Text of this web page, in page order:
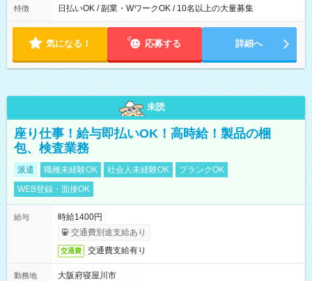
特徴 日払いOK / 副業・WワークOK / 10名以上の大量募集
気になる！ 応募する 詳細へ
未読
座り仕事！給与即払いOK！高時給！製品の梱
包、検査業務
派遣 職種未経験OK 社会人未経験OK
ブランクOK
WEB登録・面接OK
給与
時給1400円
交通費別途支給あり
交通費 交通費支給有り
勤務地
大阪府寝屋川市